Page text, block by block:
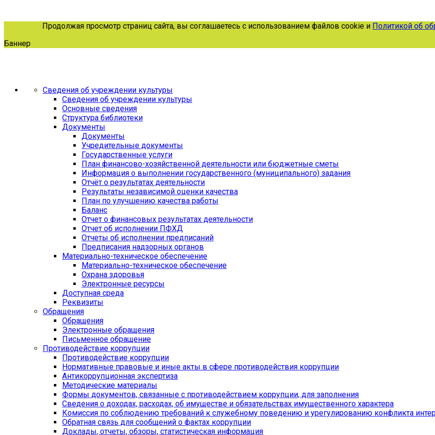
Продолжая просмотр страниц сайта, вы соглашаетесь с использованием файлов cookie иПолитикой об
Баннер
Сведения об учреждении культуры
Сведения об учреждении культуры
Основные сведения
Структура библиотеки
Документы
Документы
Учредительные документы
Государственные услуги
План финансово-хозяйственной деятельности или бюджетные сметы
Информация о выполнении государственного (муниципального) задания
Отчёт о результатах деятельности
Результаты независимой оценки качества
План по улучшению качества работы
Баланс
Отчет о финансовых результатах деятельности
Отчет об исполнении ПФХД
Отчеты об исполнении предписаний
Предписания надзорных органов
Материально-техническое обеспечение
Материально-техническое обеспечение
Охрана здоровья
Электронные ресурсы
Доступная среда
Реквизиты
Обращения
Обращения
Электронные обращения
Письменное обращение
Противодействие коррупции
Противодействие коррупции
Нормативные правовые и иные акты в сфере противодействия коррупции
Антикоррупционная экспертиза
Методические материалы
Формы документов, связанные с противодействием коррупции, для заполнения
Сведения о доходах, расходах, об имуществе и обязательствах имущественного характера
Комиссия по соблюдению требований к служебному поведению и урегулированию конфликта
Обратная связь для сообщений о фактах коррупции
Доклады, отчеты, обзоры, статистическая информация